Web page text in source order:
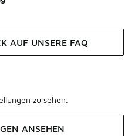
AUF UNSERE FAQ
zu sehen.
ANSEHEN